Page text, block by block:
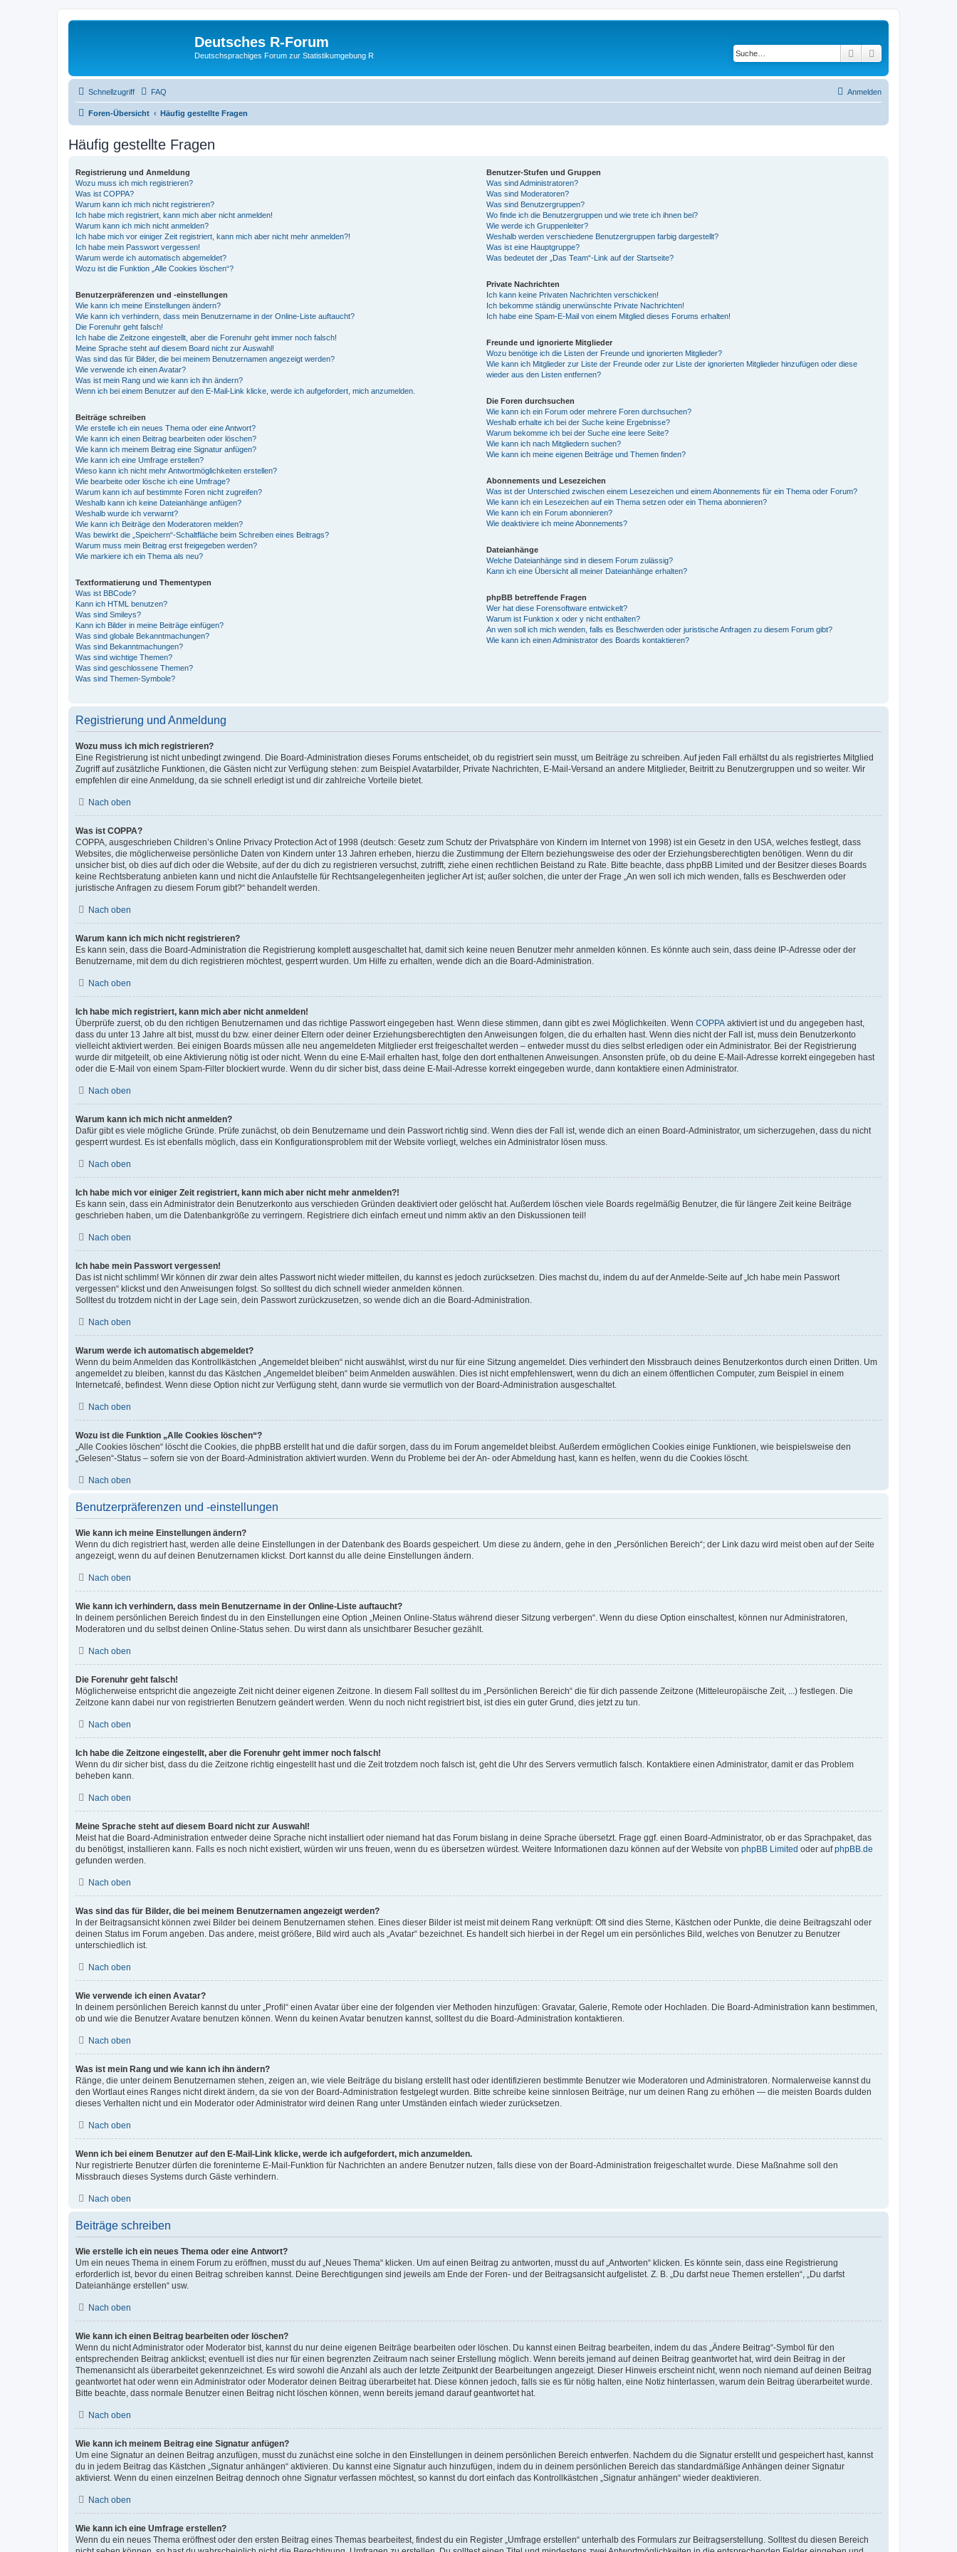
Deutsches R-Forum
Deutschsprachiges Forum zur Statistikumgebung R Suche
Schnellzugriff FAQ Anmelden
Foren-Übersicht Häufig gestellte Fragen
Häufig gestellte Fragen
Registrierung und Anmeldung
Wozu muss ich mich registrieren?
Was ist COPPA?
Warum kann ich mich nicht registrieren?
Ich habe mich registriert, kann mich aber nicht anmelden!
Warum kann ich mich nicht anmelden?
Ich habe mich vor einiger Zeit registriert, kann mich aber nicht mehr anmelden?!
Ich habe mein Passwort vergessen!
Warum werde ich automatisch abgemeldet?
Wozu ist die Funktion „Alle Cookies löschen“?
Benutzerpräferenzen und -einstellungen
Wie kann ich meine Einstellungen ändern?
Wie kann ich verhindern, dass mein Benutzername in der Online-Liste auftaucht?
Die Forenuhr geht falsch!
Ich habe die Zeitzone eingestellt, aber die Forenuhr geht immer noch falsch!
Meine Sprache steht auf diesem Board nicht zur Auswahl!
Was sind das für Bilder, die bei meinem Benutzernamen angezeigt werden?
Wie verwende ich einen Avatar?
Was ist mein Rang und wie kann ich ihn ändern?
Wenn ich bei einem Benutzer auf den E-Mail-Link klicke, werde ich aufgefordert, mich anzumelden.
Beiträge schreiben
Wie erstelle ich ein neues Thema oder eine Antwort?
Wie kann ich einen Beitrag bearbeiten oder löschen?
Wie kann ich meinem Beitrag eine Signatur anfügen?
Wie kann ich eine Umfrage erstellen?
Wieso kann ich nicht mehr Antwortmöglichkeiten erstellen?
Wie bearbeite oder lösche ich eine Umfrage?
Warum kann ich auf bestimmte Foren nicht zugreifen?
Weshalb kann ich keine Dateianhänge anfügen?
Weshalb wurde ich verwarnt?
Wie kann ich Beiträge den Moderatoren melden?
Was bewirkt die „Speichern“-Schaltfläche beim Schreiben eines Beitrags?
Warum muss mein Beitrag erst freigegeben werden?
Wie markiere ich ein Thema als neu?
Textformatierung und Thementypen
Was ist BBCode?
Kann ich HTML benutzen?
Was sind Smileys?
Kann ich Bilder in meine Beiträge einfügen?
Was sind globale Bekanntmachungen?
Was sind Bekanntmachungen?
Was sind wichtige Themen?
Was sind geschlossene Themen?
Was sind Themen-Symbole?
Benutzer-Stufen und Gruppen
Was sind Administratoren?
Was sind Moderatoren?
Was sind Benutzergruppen?
Wo finde ich die Benutzergruppen und wie trete ich ihnen bei?
Wie werde ich Gruppenleiter?
Weshalb werden verschiedene Benutzergruppen farbig dargestellt?
Was ist eine Hauptgruppe?
Was bedeutet der „Das Team“-Link auf der Startseite?
Private Nachrichten
Ich kann keine Privaten Nachrichten verschicken!
Ich bekomme ständig unerwünschte Private Nachrichten!
Ich habe eine Spam-E-Mail von einem Mitglied dieses Forums erhalten!
Freunde und ignorierte Mitglieder
Wozu benötige ich die Listen der Freunde und ignorierten Mitglieder?
Wie kann ich Mitglieder zur Liste der Freunde oder zur Liste der ignorierten Mitglieder hinzufügen oder diese
wieder aus den Listen entfernen?
Die Foren durchsuchen
Wie kann ich ein Forum oder mehrere Foren durchsuchen?
Weshalb erhalte ich bei der Suche keine Ergebnisse?
Warum bekomme ich bei der Suche eine leere Seite?
Wie kann ich nach Mitgliedern suchen?
Wie kann ich meine eigenen Beiträge und Themen finden?
Abonnements und Lesezeichen
Was ist der Unterschied zwischen einem Lesezeichen und einem Abonnements für ein Thema oder Forum?
Wie kann ich ein Lesezeichen auf ein Thema setzen oder ein Thema abonnieren?
Wie kann ich ein Forum abonnieren?
Wie deaktiviere ich meine Abonnements?
Dateianhänge
Welche Dateianhänge sind in diesem Forum zulässig?
Kann ich eine Übersicht all meiner Dateianhänge erhalten?
phpBB betreffende Fragen
Wer hat diese Forensoftware entwickelt?
Warum ist Funktion x oder y nicht enthalten?
An wen soll ich mich wenden, falls es Beschwerden oder juristische Anfragen zu diesem Forum gibt?
Wie kann ich einen Administrator des Boards kontaktieren?
Registrierung und Anmeldung
Wozu muss ich mich registrieren?
Eine Registrierung ist nicht unbedingt zwingend. Die Board-Administration dieses Forums entscheidet, ob du registriert sein musst, um Beiträge zu schreiben. Auf jeden Fall erhältst du als registriertes Mitglied
Zugriff auf zusätzliche Funktionen, die Gästen nicht zur Verfügung stehen: zum Beispiel Avatarbilder, Private Nachrichten, E-Mail-Versand an andere Mitglieder, Beitritt zu Benutzergruppen und so weiter. Wir
empfehlen dir eine Anmeldung, da sie schnell erledigt ist und dir zahlreiche Vorteile bietet.
Nach oben
Was ist COPPA?
COPPA, ausgeschrieben Children’s Online Privacy Protection Act of 1998 (deutsch: Gesetz zum Schutz der Privatsphäre von Kindern im Internet von 1998) ist ein Gesetz in den USA, welches festlegt, dass
Websites, die möglicherweise persönliche Daten von Kindern unter 13 Jahren erheben, hierzu die Zustimmung der Eltern beziehungsweise des oder der Erziehungsberechtigten benötigen. Wenn du dir
unsicher bist, ob dies auf dich oder die Website, auf der du dich zu registrieren versuchst, zutrifft, ziehe einen rechtlichen Beistand zu Rate. Bitte beachte, dass phpBB Limited und der Besitzer dieses Boards
keine Rechtsberatung anbieten kann und nicht die Anlaufstelle für Rechtsangelegenheiten jeglicher Art ist; außer solchen, die unter der Frage „An wen soll ich mich wenden, falls es Beschwerden oder
juristische Anfragen zu diesem Forum gibt?“ behandelt werden.
Nach oben
Warum kann ich mich nicht registrieren?
Es kann sein, dass die Board-Administration die Registrierung komplett ausgeschaltet hat, damit sich keine neuen Benutzer mehr anmelden können. Es könnte auch sein, dass deine IP-Adresse oder der
Benutzername, mit dem du dich registrieren möchtest, gesperrt wurden. Um Hilfe zu erhalten, wende dich an die Board-Administration.
Nach oben
Ich habe mich registriert, kann mich aber nicht anmelden!
Überprüfe zuerst, ob du den richtigen Benutzernamen und das richtige Passwort eingegeben hast. Wenn diese stimmen, dann gibt es zwei Möglichkeiten. Wenn COPPA aktiviert ist und du angegeben hast,
dass du unter 13 Jahre alt bist, musst du bzw. einer deiner Eltern oder deiner Erziehungsberechtigten den Anweisungen folgen, die du erhalten hast. Wenn dies nicht der Fall ist, muss dein Benutzerkonto
vielleicht aktiviert werden. Bei einigen Boards müssen alle neu angemeldeten Mitglieder erst freigeschaltet werden – entweder musst du dies selbst erledigen oder ein Administrator. Bei der Registrierung
wurde dir mitgeteilt, ob eine Aktivierung nötig ist oder nicht. Wenn du eine E-Mail erhalten hast, folge den dort enthaltenen Anweisungen. Ansonsten prüfe, ob du deine E-Mail-Adresse korrekt eingegeben hast
oder die E-Mail von einem Spam-Filter blockiert wurde. Wenn du dir sicher bist, dass deine E-Mail-Adresse korrekt eingegeben wurde, dann kontaktiere einen Administrator.
Nach oben
Warum kann ich mich nicht anmelden?
Dafür gibt es viele mögliche Gründe. Prüfe zunächst, ob dein Benutzername und dein Passwort richtig sind. Wenn dies der Fall ist, wende dich an einen Board-Administrator, um sicherzugehen, dass du nicht
gesperrt wurdest. Es ist ebenfalls möglich, dass ein Konfigurationsproblem mit der Website vorliegt, welches ein Administrator lösen muss.
Nach oben
Ich habe mich vor einiger Zeit registriert, kann mich aber nicht mehr anmelden?!
Es kann sein, dass ein Administrator dein Benutzerkonto aus verschieden Gründen deaktiviert oder gelöscht hat. Außerdem löschen viele Boards regelmäßig Benutzer, die für längere Zeit keine Beiträge
geschrieben haben, um die Datenbankgröße zu verringern. Registriere dich einfach erneut und nimm aktiv an den Diskussionen teil!
Nach oben
Ich habe mein Passwort vergessen!
Das ist nicht schlimm! Wir können dir zwar dein altes Passwort nicht wieder mitteilen, du kannst es jedoch zurücksetzen. Dies machst du, indem du auf der Anmelde-Seite auf „Ich habe mein Passwort
vergessen“ klickst und den Anweisungen folgst. So solltest du dich schnell wieder anmelden können.
Solltest du trotzdem nicht in der Lage sein, dein Passwort zurückzusetzen, so wende dich an die Board-Administration.
Nach oben
Warum werde ich automatisch abgemeldet?
Wenn du beim Anmelden das Kontrollkästchen „Angemeldet bleiben“ nicht auswählst, wirst du nur für eine Sitzung angemeldet. Dies verhindert den Missbrauch deines Benutzerkontos durch einen Dritten. Um
angemeldet zu bleiben, kannst du das Kästchen „Angemeldet bleiben“ beim Anmelden auswählen. Dies ist nicht empfehlenswert, wenn du dich an einem öffentlichen Computer, zum Beispiel in einem
Internetcafé, befindest. Wenn diese Option nicht zur Verfügung steht, dann wurde sie vermutlich von der Board-Administration ausgeschaltet.
Nach oben
Wozu ist die Funktion „Alle Cookies löschen“?
„Alle Cookies löschen“ löscht die Cookies, die phpBB erstellt hat und die dafür sorgen, dass du im Forum angemeldet bleibst. Außerdem ermöglichen Cookies einige Funktionen, wie beispielsweise den
„Gelesen“-Status – sofern sie von der Board-Administration aktiviert wurden. Wenn du Probleme bei der An- oder Abmeldung hast, kann es helfen, wenn du die Cookies löscht.
Nach oben
Benutzerpräferenzen und -einstellungen
Wie kann ich meine Einstellungen ändern?
Wenn du dich registriert hast, werden alle deine Einstellungen in der Datenbank des Boards gespeichert. Um diese zu ändern, gehe in den „Persönlichen Bereich“; der Link dazu wird meist oben auf der Seite
angezeigt, wenn du auf deinen Benutzernamen klickst. Dort kannst du alle deine Einstellungen ändern.
Nach oben
Wie kann ich verhindern, dass mein Benutzername in der Online-Liste auftaucht?
In deinem persönlichen Bereich findest du in den Einstellungen eine Option „Meinen Online-Status während dieser Sitzung verbergen“. Wenn du diese Option einschaltest, können nur Administratoren,
Moderatoren und du selbst deinen Online-Status sehen. Du wirst dann als unsichtbarer Besucher gezählt.
Nach oben
Die Forenuhr geht falsch!
Möglicherweise entspricht die angezeigte Zeit nicht deiner eigenen Zeitzone. In diesem Fall solltest du im „Persönlichen Bereich“ die für dich passende Zeitzone (Mitteleuropäische Zeit, ...) festlegen. Die
Zeitzone kann dabei nur von registrierten Benutzern geändert werden. Wenn du noch nicht registriert bist, ist dies ein guter Grund, dies jetzt zu tun.
Nach oben
Ich habe die Zeitzone eingestellt, aber die Forenuhr geht immer noch falsch!
Wenn du dir sicher bist, dass du die Zeitzone richtig eingestellt hast und die Zeit trotzdem noch falsch ist, geht die Uhr des Servers vermutlich falsch. Kontaktiere einen Administrator, damit er das Problem
beheben kann.
Nach oben
Meine Sprache steht auf diesem Board nicht zur Auswahl!
Meist hat die Board-Administration entweder deine Sprache nicht installiert oder niemand hat das Forum bislang in deine Sprache übersetzt. Frage ggf. einen Board-Administrator, ob er das Sprachpaket, das
du benötigst, installieren kann. Falls es noch nicht existiert, würden wir uns freuen, wenn du es übersetzen würdest. Weitere Informationen dazu können auf der Website von phpBB Limited oder aufphpBB.de
gefunden werden.
Nach oben
Was sind das für Bilder, die bei meinem Benutzernamen angezeigt werden?
In der Beitragsansicht können zwei Bilder bei deinem Benutzernamen stehen. Eines dieser Bilder ist meist mit deinem Rang verknüpft: Oft sind dies Sterne, Kästchen oder Punkte, die deine Beitragszahl oder
deinen Status im Forum angeben. Das andere, meist größere, Bild wird auch als „Avatar“ bezeichnet. Es handelt sich hierbei in der Regel um ein persönliches Bild, welches von Benutzer zu Benutzer
unterschiedlich ist.
Nach oben
Wie verwende ich einen Avatar?
In deinem persönlichen Bereich kannst du unter „Profil“ einen Avatar über eine der folgenden vier Methoden hinzufügen: Gravatar, Galerie, Remote oder Hochladen. Die Board-Administration kann bestimmen,
ob und wie die Benutzer Avatare benutzen können. Wenn du keinen Avatar benutzen kannst, solltest du die Board-Administration kontaktieren.
Nach oben
Was ist mein Rang und wie kann ich ihn ändern?
Ränge, die unter deinem Benutzernamen stehen, zeigen an, wie viele Beiträge du bislang erstellt hast oder identifizieren bestimmte Benutzer wie Moderatoren und Administratoren. Normalerweise kannst du
den Wortlaut eines Ranges nicht direkt ändern, da sie von der Board-Administration festgelegt wurden. Bitte schreibe keine sinnlosen Beiträge, nur um deinen Rang zu erhöhen — die meisten Boards dulden
dieses Verhalten nicht und ein Moderator oder Administrator wird deinen Rang unter Umständen einfach wieder zurücksetzen.
Nach oben
Wenn ich bei einem Benutzer auf den E-Mail-Link klicke, werde ich aufgefordert, mich anzumelden.
Nur registrierte Benutzer dürfen die foreninterne E-Mail-Funktion für Nachrichten an andere Benutzer nutzen, falls diese von der Board-Administration freigeschaltet wurde. Diese Maßnahme soll den
Missbrauch dieses Systems durch Gäste verhindern.
Nach oben
Beiträge schreiben
Wie erstelle ich ein neues Thema oder eine Antwort?
Um ein neues Thema in einem Forum zu eröffnen, musst du auf „Neues Thema“ klicken. Um auf einen Beitrag zu antworten, musst du auf „Antworten“ klicken. Es könnte sein, dass eine Registrierung
erforderlich ist, bevor du einen Beitrag schreiben kannst. Deine Berechtigungen sind jeweils am Ende der Foren- und der Beitragsansicht aufgelistet. Z. B. „Du darfst neue Themen erstellen“, „Du darfst
Dateianhänge erstellen“ usw.
Nach oben
Wie kann ich einen Beitrag bearbeiten oder löschen?
Wenn du nicht Administrator oder Moderator bist, kannst du nur deine eigenen Beiträge bearbeiten oder löschen. Du kannst einen Beitrag bearbeiten, indem du das „Ändere Beitrag“-Symbol für den
entsprechenden Beitrag anklickst; eventuell ist dies nur für einen begrenzten Zeitraum nach seiner Erstellung möglich. Wenn bereits jemand auf deinen Beitrag geantwortet hat, wird dein Beitrag in der
Themenansicht als überarbeitet gekennzeichnet. Es wird sowohl die Anzahl als auch der letzte Zeitpunkt der Bearbeitungen angezeigt. Dieser Hinweis erscheint nicht, wenn noch niemand auf deinen Beitrag
geantwortet hat oder wenn ein Administrator oder Moderator deinen Beitrag überarbeitet hat. Diese können jedoch, falls sie es für nötig halten, eine Notiz hinterlassen, warum dein Beitrag überarbeitet wurde.
Bitte beachte, dass normale Benutzer einen Beitrag nicht löschen können, wenn bereits jemand darauf geantwortet hat.
Nach oben
Wie kann ich meinem Beitrag eine Signatur anfügen?
Um eine Signatur an deinen Beitrag anzufügen, musst du zunächst eine solche in den Einstellungen in deinem persönlichen Bereich entwerfen. Nachdem du die Signatur erstellt und gespeichert hast, kannst
du in jedem Beitrag das Kästchen „Signatur anhängen“ aktivieren. Du kannst eine Signatur auch hinzufügen, indem du in deinem persönlichen Bereich das standardmäßige Anhängen deiner Signatur
aktivierst. Wenn du einen einzelnen Beitrag dennoch ohne Signatur verfassen möchtest, so kannst du dort einfach das Kontrollkästchen „Signatur anhängen“ wieder deaktivieren.
Nach oben
Wie kann ich eine Umfrage erstellen?
Wenn du ein neues Thema eröffnest oder den ersten Beitrag eines Themas bearbeitest, findest du ein Register „Umfrage erstellen“ unterhalb des Formulars zur Beitragserstellung. Solltest du diesen Bereich